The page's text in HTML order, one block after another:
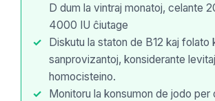
D dum la vintraj monatoj, celante
4000 IU ĉiutage
Diskutu la staton de B12 kaj folato
sanprovizantoj, konsiderante
homocisteino.
Monitoru la konsumon de jodo per
Català
Қазақ тілі
Suomi
Hrvatski